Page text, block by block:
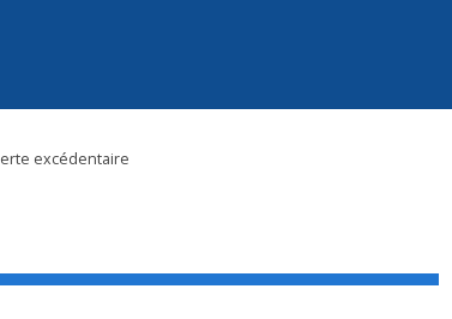
excédentaire